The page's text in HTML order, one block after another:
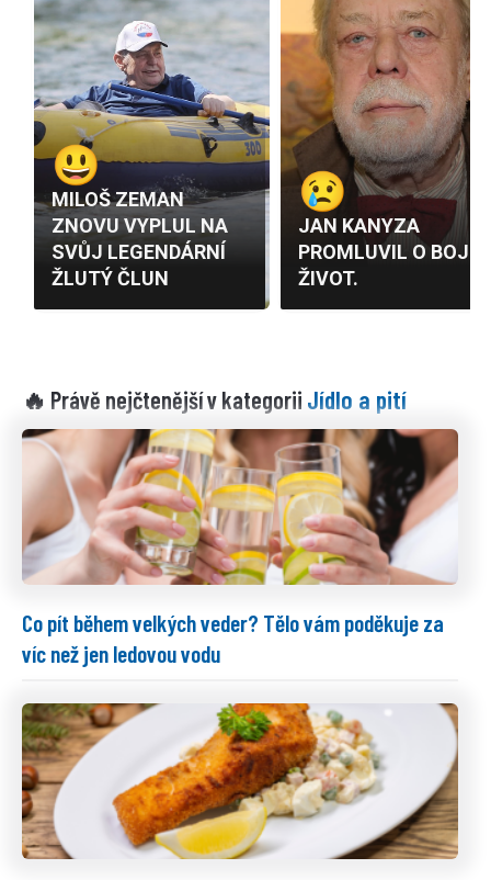
🔥 Právě nejčtenější v kategorii Jídlo a pití
Co pít během velkých veder? Tělo vám poděkuje za
víc než jen ledovou vodu